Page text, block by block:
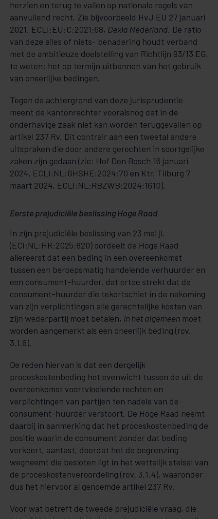
herzien en terug te vallen op nationale regels van
aanvullend recht. Zie bijvoorbeeld HvJ EU 27 januari
2021, ECLI:EU:C:2021:68, Dexia Nederland. De ratio
van deze alles of niets- benadering houdt verband
met de ambitieuze doelstelling van Richtlijn 93/13 EG,
te weten: het op termijn uitbannen van het gebruik
van oneerlijke bedingen.
Tegen de achtergrond van deze jurisprudentie
meent de kantonrechter vooralsnog dat in de
onderhavige zaak niet kan worden teruggevallen op
artikel 237 Rv. Dit contrair aan een tweetal andere
uitspraken die door andere gerechten in soortgelijke
zaken zijn gedaan (zie: Hof Den Bosch 16 januari
2024, ECLI:NL:GHSHE:2024:70 en Ktr. Tilburg 7
maart 2024, ECLI:NL:RBZWB:2024:1610).
Eerste prejudiciële beslissing Hoge Raad
In zijn prejudiciële beslissing van 23 mei jl.
(ECI:NL:HR:2025:820) oordeelt de Hoge Raad
allereerst dat een beding in een overeenkomst
tussen een beroepsmatig handelende verhuurder en
een consument-huurder, dat ertoe strekt dat de
consument-huurder die tekortschiet in de nakoming
van zijn verplichtingen alle gerechtelijke kosten van
zijn wederpartij moet betalen, in het algemeen moet
worden aangemerkt als een oneerlijk beding (rov.
3.1.6).
De reden hiervan is dat een dergelijk
proceskostenbeding het evenwicht tussen de uit de
overeenkomst voortvloeiende rechten en
verplichtingen van partijen ten nadele van de
consument-huurder verstoort. De Hoge Raad neemt
daarbij in aanmerking dat het proceskostenbeding de
positie waarin de consument zonder dat beding
verkeert, aantast, doordat het de begrenzing
wegneemt die besloten ligt in het wettelijk stelsel van
de proceskostenveroordeling (rov. 3.1.4), waaronder
dus het hiervoor al genoemde artikel 237 Rv.
Voor wat betreft de tweede prejudiciële vraag, die